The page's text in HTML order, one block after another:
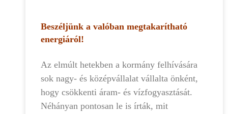
Beszéljünk a valóban megtakarítható
energiáról!
Az elmúlt hetekben a kormány felhívására
sok nagy- és középvállalat vállalta önként,
hogy csökkenti áram- és vízfogyasztását.
Néhányan pontosan le is írták, mit